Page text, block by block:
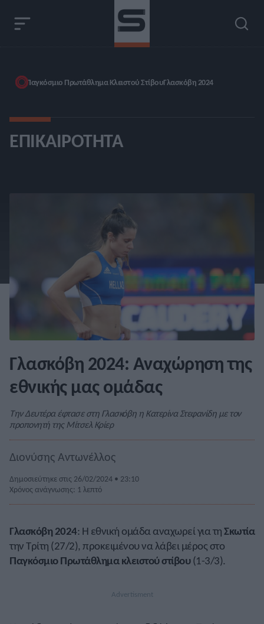
Παγκόσμιο Πρωτάθλημα Κλειστού ΣτίβουΓλασκόβη 2024
ΕΠΙΚΑΙΡΌΤΗΤΑ
Γλασκόβη 2024: Αναχώρηση της
εθνικής μας ομάδας
Την Δευτέρα έφτασε στη Γλασκόβη η Κατερίνα Στεφανίδη με τον
προπονητή της Μίτσελ Κρίερ
Διονύσης Αντωνέλλος
Δημοσιεύτηκε στις 26/02/2024 • 23:10
Χρόνος ανάγνωσης: 1 λεπτό
Γλασκόβη 2024: Η εθνική ομάδα αναχωρεί για τηΣκωτία
την Τρίτη (27/2), προκειμένου να λάβει μέρος στο
Παγκόσμιο Πρωτάθλημα κλειστού στίβου(1-3/3).